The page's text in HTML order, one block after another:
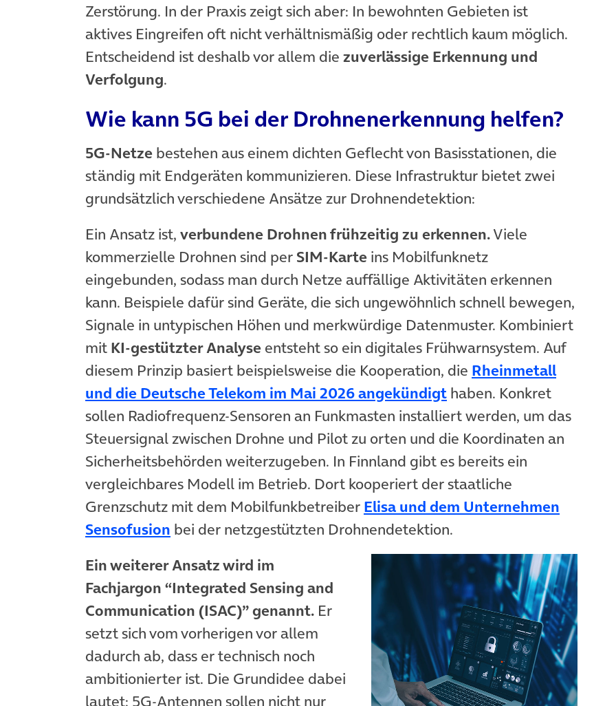
Zerstörung. In der Praxis zeigt sich aber: In bewohnten Gebieten ist
aktives Eingreifen oft nicht verhältnismäßig oder rechtlich kaum möglich.
Entscheidend ist deshalb vor allem die zuverlässige Erkennung und
Verfolgung.
Wie kann 5G bei der Drohnenerkennung helfen?
5G-Netze bestehen aus einem dichten Geflecht von Basisstationen, die
ständig mit Endgeräten kommunizieren. Diese Infrastruktur bietet zwei
grundsätzlich verschiedene Ansätze zur Drohnendetektion:
Ein Ansatz ist, verbundene Drohnen frühzeitig zu erkennen.Viele
kommerzielle Drohnen sind per SIM-Karte ins Mobilfunknetz
eingebunden, sodass man durch Netze auffällige Aktivitäten erkennen
kann. Beispiele dafür sind Geräte, die sich ungewöhnlich schnell bewegen,
Signale in untypischen Höhen und merkwürdige Datenmuster. Kombiniert
mit KI-gestützter Analyse entsteht so ein digitales Frühwarnsystem. Auf
diesem Prinzip basiert beispielsweise die Kooperation, die Rheinmetall
und die Deutsche Telekom im Mai 2026 angekündigt(öffnet in neuem Tab)
haben. Konkret
sollen Radiofrequenz-Sensoren an Funkmasten installiert werden, um das
Steuersignal zwischen Drohne und Pilot zu orten und die Koordinaten an
Sicherheitsbehörden weiterzugeben. In Finnland gibt es bereits ein
vergleichbares Modell im Betrieb. Dort kooperiert der staatliche
Grenzschutz mit dem Mobilfunkbetreiber Elisa und dem Unternehmen
Sensofusion (öffnet in neuem Tab)
bei der netzgestützten Drohnendetektion.
Ein weiterer Ansatz wird im
Fachjargon “Integrated Sensing and
Communication (ISAC)” genannt. Er
setzt sich vom vorherigen vor allem
dadurch ab, dass er technisch noch
ambitionierter ist. Die Grundidee dabei
lautet: 5G-Antennen sollen nicht nur